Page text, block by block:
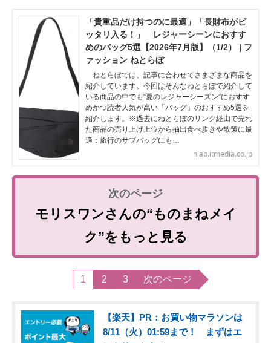
「貴重品だけ持つのに最適」「長財布がピ
ッタリ入る！」 レジャーシーンにおすす
めのバッグ5選【2026年7月版】（1/2） | フ
ァッション ねとらぼ
ねとらぼでは、記事に合わせてさまざまな商品を
紹介しています。今回はそんなねとらぼで紹介して
いる商品の中でも“夏のレジャーシーズン”におすす
めかつ読者人気が高い「バッグ」のおすすめ5選を
紹介します。※過去にねとらぼのリンク経由で売れ
た商品の売り上げ上位から抽出食べ歩きや散策に最
適：旅行のサブバッグにも…
nlab.itmedia.co.jp
モリスワンさんの“ものまねメイ
ク”をもっと見る
1 2 3 次のページ
【楽天】PR：お買い物マラソンは
8/11（火）01:59まで！ まずはエ